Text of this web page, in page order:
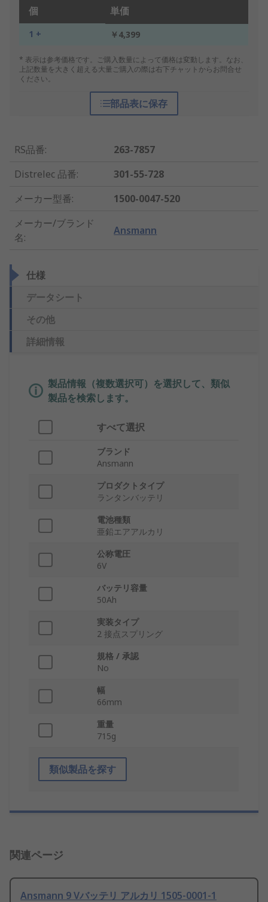
個 単価
1 + ￥4,399
* 表示は参考価格です。ご購入数量によって価格は変動します。なお、
上記数量を大きく超える大量ご購入の際は右下チャットからお問合せ
ください。
部品表に保存
RS品番:
263-7857
Distrelec 品番:
301-55-728
メーカー型番:
1500-0047-520
メーカー/ブランド
名:
Ansmann
仕様
データシート
その他
詳細情報
製品情報（複数選択可）を選択して、類似
製品を検索します。
すべて選択
ブランド
Ansmann
プロダクトタイプ
ランタンバッテリ
電池種類
亜鉛エアアルカリ
公称電圧
6V
バッテリ容量
50Ah
実装タイプ
2 接点スプリング
規格 / 承認
No
幅
66mm
重量
715g
類似製品を探す
関連ページ
Ansmann 9 Vバッテリ アルカリ 1505-0001-1